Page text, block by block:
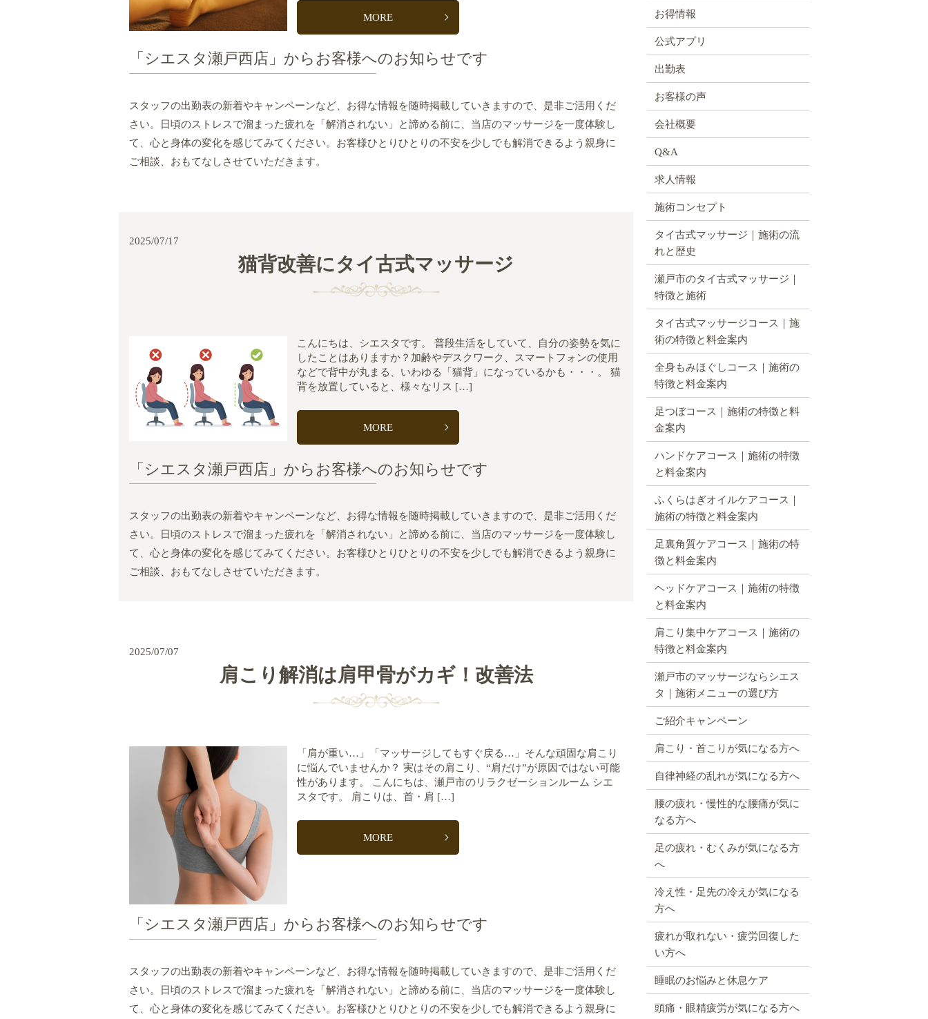
MORE
「シエスタ瀬戸西店」からお客様へのお知らせです
スタッフの出勤表の新着やキャンペーンなど、お得な情報を随時掲載していきますので、是非ご活用くだ
さい。日頃のストレスで溜まった疲れを「解消されない」と諦める前に、当店のマッサージを一度体験し
て、心と身体の変化を感じてみてください。お客様ひとりひとりの不安を少しでも解消できるよう親身に
ご相談、おもてなしさせていただきます。
2025/07/17
猫背改善にタイ古式マッサージ
こんにちは、シエスタです。 普段生活をしていて、自分の姿勢を気に
したことはありますか？加齢やデスクワーク、スマートフォンの使用
などで背中が丸まる、いわゆる「猫背」になっているかも・・・。 猫
背を放置していると、様々なリス […]
MORE
「シエスタ瀬戸西店」からお客様へのお知らせです
スタッフの出勤表の新着やキャンペーンなど、お得な情報を随時掲載していきますので、是非ご活用くだ
さい。日頃のストレスで溜まった疲れを「解消されない」と諦める前に、当店のマッサージを一度体験し
て、心と身体の変化を感じてみてください。お客様ひとりひとりの不安を少しでも解消できるよう親身に
ご相談、おもてなしさせていただきます。
2025/07/07
肩こり解消は肩甲骨がカギ！改善法
「肩が重い…」「マッサージしてもすぐ戻る…」そんな頑固な肩こり
に悩んでいませんか？ 実はその肩こり、“肩だけ”が原因ではない可能
性があります。 こんにちは、瀬戸市のリラクゼーションルーム シエ
スタです。 肩こりは、首・肩 […]
MORE
「シエスタ瀬戸西店」からお客様へのお知らせです
スタッフの出勤表の新着やキャンペーンなど、お得な情報を随時掲載していきますので、是非ご活用くだ
さい。日頃のストレスで溜まった疲れを「解消されない」と諦める前に、当店のマッサージを一度体験し
て、心と身体の変化を感じてみてください。お客様ひとりひとりの不安を少しでも解消できるよう親身に
お得情報
公式アプリ
出勤表
お客様の声
会社概要
Q&A
求人情報
施術コンセプト
タイ古式マッサージ｜施術の流
れと歴史
瀬戸市のタイ古式マッサージ｜
特徴と施術
タイ古式マッサージコース｜施
術の特徴と料金案内
全身もみほぐしコース｜施術の
特徴と料金案内
足つぼコース｜施術の特徴と料
金案内
ハンドケアコース｜施術の特徴
と料金案内
ふくらはぎオイルケアコース｜
施術の特徴と料金案内
足裏角質ケアコース｜施術の特
徴と料金案内
ヘッドケアコース｜施術の特徴
と料金案内
肩こり集中ケアコース｜施術の
特徴と料金案内
瀬戸市のマッサージならシエス
タ｜施術メニューの選び方
ご紹介キャンペーン
肩こり・首こりが気になる方へ
自律神経の乱れが気になる方へ
腰の疲れ・慢性的な腰痛が気に
なる方へ
足の疲れ・むくみが気になる方
へ
冷え性・足先の冷えが気になる
方へ
疲れが取れない・疲労回復した
い方へ
睡眠のお悩みと休息ケア
頭痛・眼精疲労が気になる方へ